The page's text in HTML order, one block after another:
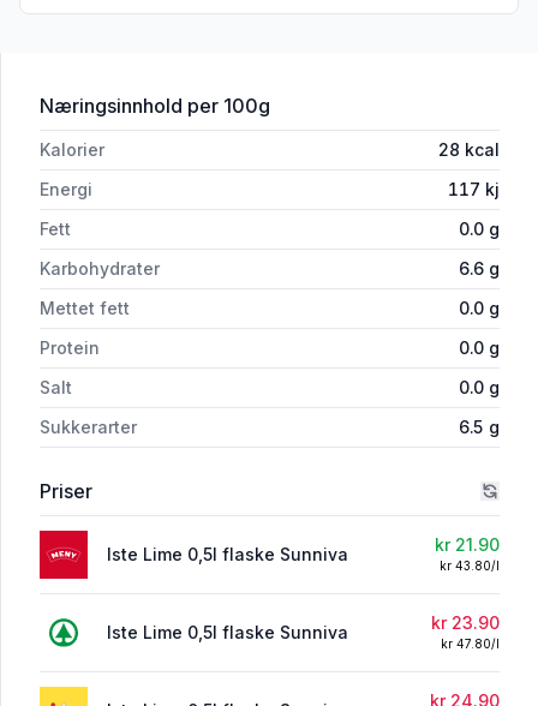
Næringsinnhold for 'Iste Lime 0,5l flaske Sunniva'
per 100g
Kalorier 28 kcal
Energi
117 kj
Fett
0.0 g
Karbohydrater
6.6 g
Mettet fett
0.0 g
Protein
0.0 g
Salt
0.0 g
Sukkerarter
6.5 g
Priser
Iste Lime 0,5l flaske Sunniva kr 21.90
kr 43.80/l
Iste Lime 0,5l flaske Sunniva kr 23.90
kr 47.80/l
kr 24.90